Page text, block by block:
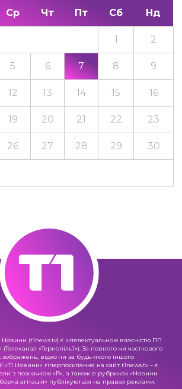
Ср Чт Пт Сб Нд
1 2
5 6 7 8 9
12 13 14 15 16
19 20 21 22 23
26 27 28 29 30
Новини (t1news.tv) є інтелектуальною власністю ПП
«Тернопіль1»). За повного чи часткового
зображень, відео чи за будь-якого іншого
«Т1 Новини» гіперпосилання на сайт t1news.tv – є
з позначкою «R», а також в рубриках «Новини
агітація» публікуються на правах реклами.